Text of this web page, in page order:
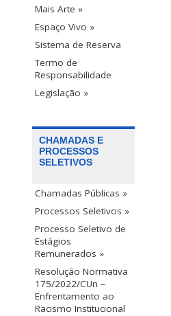
Mais Arte »
Espaço Vivo »
Sistema de Reserva
Termo de
Responsabilidade
Legislação »
CHAMADAS E
PROCESSOS
SELETIVOS
Chamadas Públicas »
Processos Seletivos »
Processo Seletivo de
Estágios
Remunerados »
Resolução Normativa
175/2022/CUn –
Enfrentamento ao
Racismo Institucional